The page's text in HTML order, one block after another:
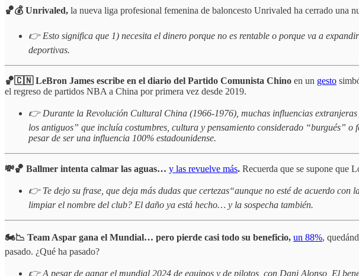
🏀💰 Unrivaled, la nueva liga profesional femenina de baloncesto Unrivaled ha cerrado una
👉 Esto significa que 1) necesita el dinero porque no es rentable o porque va a
deportivas.
🏀🇨🇳 LeBron James escribe en el diario del Partido Comunista Chino en un gesto
el regreso de partidos NBA a China por primera vez desde 2019.
👉 Durante la Revolución Cultural China (1966-1976), muchas influencias
los antiguos” que incluía costumbres, cultura y pensamiento considerado “burgués”
pesar de ser una influencia 100% estadounidense.
💸🏀 Ballmer intenta calmar las aguas… y las revuelve más. Recuerda que se supone que
👉 Te dejo su frase, que deja más dudas que certezas“aunque no esté de acuerdo
limpiar el nombre del club? El daño ya está hecho… y la sospecha también.
🏍️📉 Team Aspar gana el Mundial… pero pierde casi todo su beneficio, un 88%,
pasado. ¿Qué ha pasado?
👉 A pesar de ganar el mundial 2024 de equipos y de pilotos, con Dani Alonso, El